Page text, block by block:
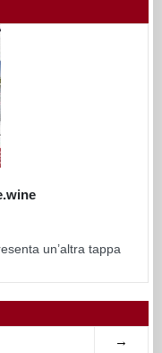
un’altra tappa
→